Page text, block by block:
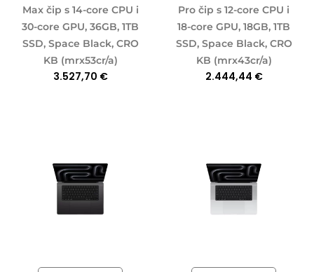
Max čip s 14-core CPU i
30-core GPU, 36GB, 1TB
SSD, Space Black, CRO
KB (mrx53cr/a)
3.527,70 €
Pro čip s 12-core CPU i
18-core GPU, 18GB, 1TB
SSD, Space Black, CRO
KB (mrx43cr/a)
2.444,44 €